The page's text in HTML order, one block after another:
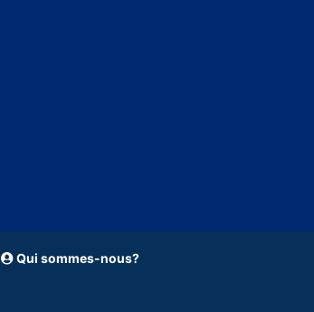
Qui sommes-nous?